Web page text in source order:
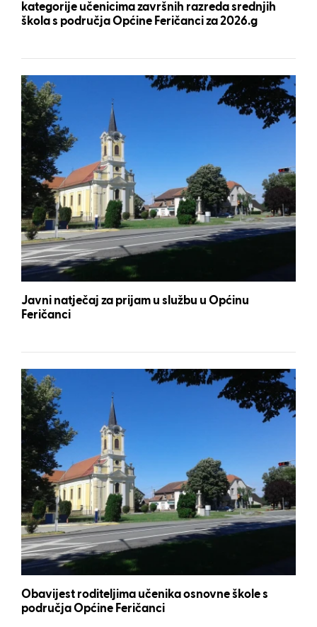
kategorije učenicima završnih razreda srednjih
škola s područja Općine Feričanci za 2026.g
Javni natječaj za prijam u službu u Općinu
Feričanci
Obavijest roditeljima učenika osnovne škole s
područja Općine Feričanci